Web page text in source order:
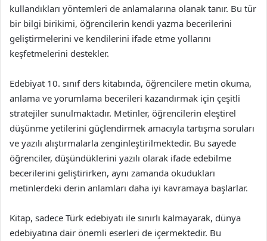
kullandıkları yöntemleri de anlamalarına olanak tanır. Bu tür
bir bilgi birikimi, öğrencilerin kendi yazma becerilerini
geliştirmelerini ve kendilerini ifade etme yollarını
keşfetmelerini destekler.
Edebiyat 10. sınıf ders kitabında, öğrencilere metin okuma,
anlama ve yorumlama becerileri kazandırmak için çeşitli
stratejiler sunulmaktadır. Metinler, öğrencilerin eleştirel
düşünme yetilerini güçlendirmek amacıyla tartışma soruları
ve yazılı alıştırmalarla zenginleştirilmektedir. Bu sayede
öğrenciler, düşündüklerini yazılı olarak ifade edebilme
becerilerini geliştirirken, aynı zamanda okudukları
metinlerdeki derin anlamları daha iyi kavramaya başlarlar.
Kitap, sadece Türk edebiyatı ile sınırlı kalmayarak, dünya
edebiyatına dair önemli eserleri de içermektedir. Bu